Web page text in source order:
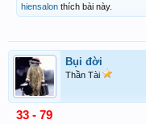
hiensalon thích bài này.
Bụi đời
Thần Tài
33 - 79